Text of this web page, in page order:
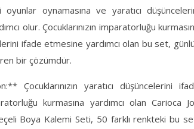
oyunlar oynamasına ve yaratıcı
olur. Çocuklarınızın imparatorluğu
ifade etmesine yardımcı olan bu set,
bir çözümdür.
Çocuklarınızın yaratıcı düşüncelerini
kurmasına yardımcı olan Carioca
Boya Kalemi Seti, 50 farklı renkteki bu